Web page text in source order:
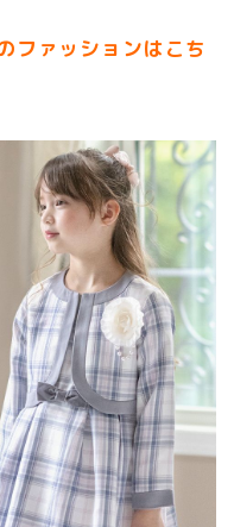
ファッションはこち